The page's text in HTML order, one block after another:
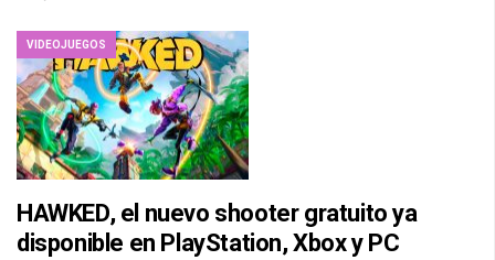
VIDEOJUEGOS
HAWKED, el nuevo shooter gratuito ya
disponible en PlayStation, Xbox y PC